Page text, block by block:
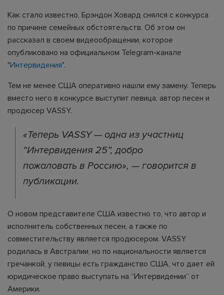
Как стало известно, Брэндон Ховард снялся с конкурса
по причине семейных обстоятельств. Об этом он
рассказал в своем видеообращении, которое
опубликовано на официальном Telegram-канале
"Интервидения".
Тем не менее США оперативно нашли ему замену. Теперь
вместо него в конкурсе выступит певица, автор песен и
продюсер VASSY.
«Теперь VASSY — одна из участниц
“Интервидения 25”, добро
пожаловать в Россию», — говорится в
публикации.
О новом представителе США известно то, что автор и
исполнитель собственных песен, а также по
совместительству является продюсером. VASSY
родилась в Австралии, но по национальности является
гречанкой, у певицы есть гражданство США, что дает ей
юридическое право выступать на “Интервидении” от
Америки.